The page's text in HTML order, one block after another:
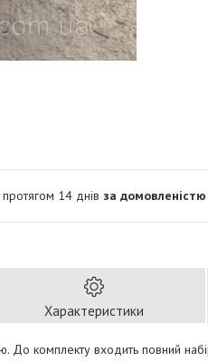
14 днів за домовленістю
Характеристики
До комплекту входить повний